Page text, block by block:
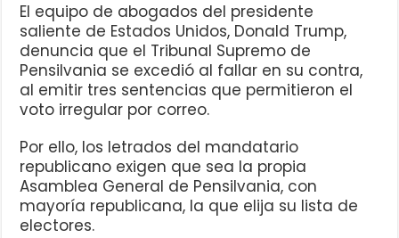
El equipo de abogados del presidente
saliente de Estados Unidos, Donald Trump,
denuncia que el Tribunal Supremo de
Pensilvania se excedió al fallar en su contra,
al emitir tres sentencias que permitieron el
voto irregular por correo.
Por ello, los letrados del mandatario
republicano exigen que sea la propia
Asamblea General de Pensilvania, con
mayoría republicana, la que elija su lista de
electores.